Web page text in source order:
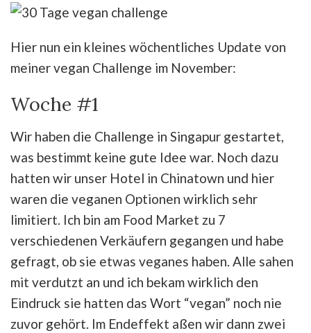
Hier nun ein kleines wöchentliches Update von
meiner vegan Challenge im November:
Woche #1
Wir haben die Challenge in Singapur gestartet,
was bestimmt keine gute Idee war. Noch dazu
hatten wir unser Hotel in Chinatown und hier
waren die veganen Optionen wirklich sehr
limitiert. Ich bin am Food Market zu 7
verschiedenen Verkäufern gegangen und habe
gefragt, ob sie etwas veganes haben. Alle sahen
mit verdutzt an und ich bekam wirklich den
Eindruck sie hatten das Wort “vegan” noch nie
zuvor gehört. Im Endeffekt aßen wir dann zwei